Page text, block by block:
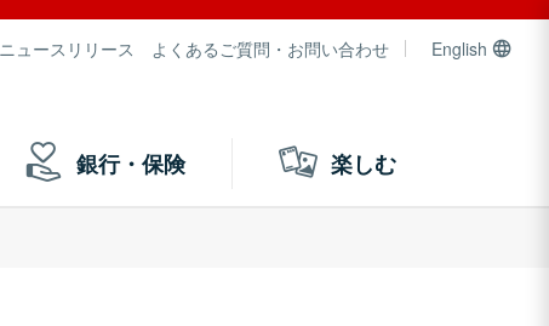
ニュースリリース よくあるご質問・お問い合わせ English
銀行・保険 楽しむ